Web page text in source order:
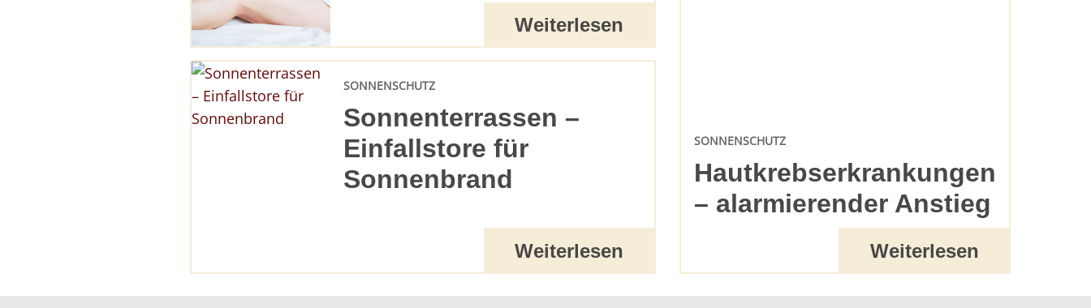
Weiterlesen
Sonnenterrassen –
Einfallstore für
Sonnenbrand
SONNENSCHUTZ
Weiterlesen
Hautkrebserkrankungen
– alarmierender Anstieg
SONNENSCHUTZ
Weiterlesen